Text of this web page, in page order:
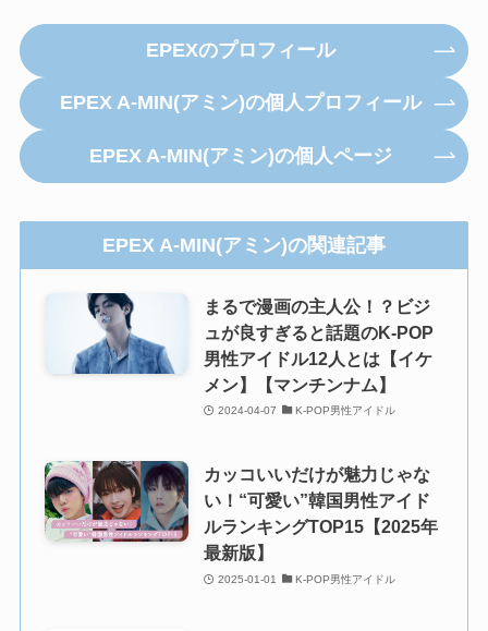
EPEXのプロフィール
EPEX A-MIN(アミン)の個人プロフィール
EPEX A-MIN(アミン)の個人ページ
EPEX A-MIN(アミン)の関連記事
まるで漫画の主人公！？ビジ
ュが良すぎると話題のK-POP
男性アイドル12人とは【イケ
メン】【マンチンナム】
2024-04-07 K-POP男性アイドル
カッコいいだけが魅力じゃな
い！“可愛い”韓国男性アイド
ルランキングTOP15【2025年
最新版】
2025-01-01 K-POP男性アイドル